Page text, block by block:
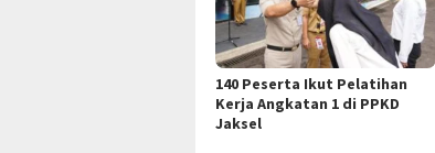
140 Peserta Ikut Pelatihan
Kerja Angkatan 1 di PPKD
Jaksel